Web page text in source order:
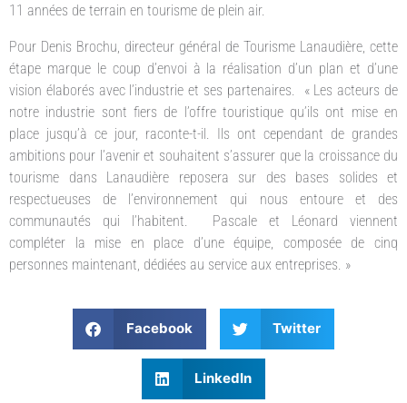
11 années de terrain en tourisme de plein air.
Pour Denis Brochu, directeur général de Tourisme Lanaudière, cette
étape marque le coup d’envoi à la réalisation d’un plan et d’une
vision élaborés avec l’industrie et ses partenaires. « Les acteurs de
notre industrie sont fiers de l’offre touristique qu’ils ont mise en
place jusqu’à ce jour, raconte-t-il. Ils ont cependant de grandes
ambitions pour l’avenir et souhaitent s’assurer que la croissance du
tourisme dans Lanaudière reposera sur des bases solides et
respectueuses de l’environnement qui nous entoure et des
communautés qui l’habitent. Pascale et Léonard viennent
compléter la mise en place d’une équipe, composée de cinq
personnes maintenant, dédiées au service aux entreprises. »
Facebook Twitter
LinkedIn